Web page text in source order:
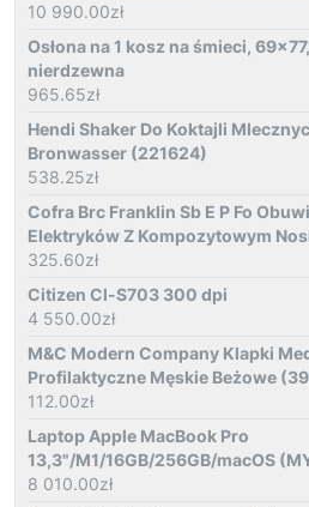
10 990.00zł
Osłona na 1 kosz na śmieci,
nierdzewna
965.65zł
Hendi Shaker Do Koktajli
Bronwasser (221624)
538.25zł
Cofra Brc Franklin Sb E P Fo
Elektryków Z Kompozytowym
325.60zł
Citizen Cl-S703 300 dpi
4 550.00zł
M&C Modern Company Klapki
Profilaktyczne Męskie Beżowe
112.00zł
Laptop Apple MacBook Pro
13,3"/M1/16GB/256GB/macOS
8 010.00zł